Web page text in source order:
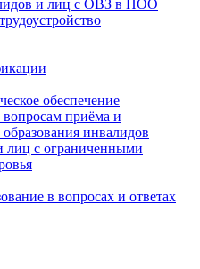
и лиц с ОВЗ в ПОО
обеспечение
вопросам приёма и
инвалидов
лиц с ограниченными
в вопросах и ответах